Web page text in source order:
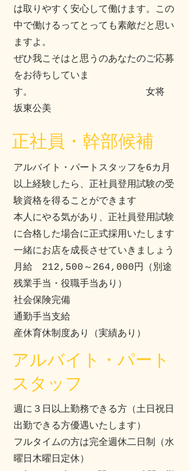
は取りやすく安心して働けます。この
中で働けるってとっても素敵だと思い
ますよ。
​ぜひ我こそはと思うのあなたのご応募
をお待ちしていま
す。 女将
坂東公美
正社員・幹部候補
アルバイト・パートスタッフを6カ月
以上経験したら、正社員登用試験の受
験資格を得ることができます
本人にやる気があり、正社員登用試験
に合格した場合に正式採用いたします
一緒にお店を成長させていきましょう
月給 212,500～264,000円（別途
残業手当・役職手当あり）
社会保険完備
通勤手当支給
​産休育休制度あり（実績あり）
​アルバイト・パート
スタッフ
週に３日以上勤務できる方（土日祝日
出勤できる方優遇いたします）
フルタイムの方は完全週休二日制（水
曜日木曜日定休）